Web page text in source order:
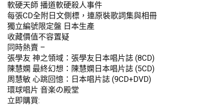
軟硬天師 播道軟硬殺人事件
每張CD全附日文側標，連原裝歌詞集與相冊
獨立編號限定盤 日本生產
收藏價值不容置疑
同時熱賣 –
張學友 神之領域：張學友日本唱片誌 (8CD)
陳慧嫻 最終幻想：陳慧嫻日本唱片誌 (5CD)
周慧敏 心跳回憶：日本唱片誌 (9CD+DVD)
環球唱片 音楽の殿堂
立即購買: